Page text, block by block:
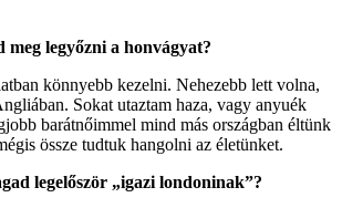
legyőzni a honvágyat?
könnyebb kezelni. Nehezebb lett volna,
Sokat utaztam haza, vagy anyuék
barátnőimmel mind más országban éltünk
össze tudtuk hangolni az életünket.
legelőször „igazi londoninak”?